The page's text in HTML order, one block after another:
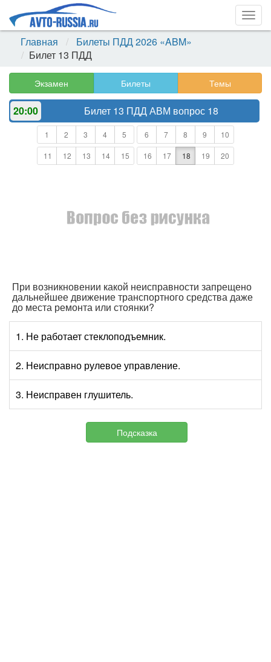
Главная
Билеты ПДД 2026 «ABM»
Билет 13 ПДД
Экзамен Билеты Темы
20:00 Билет 13 ПДД АВМ вопрос 18
1 2 3 4 5 6 7 8 9 10
11 12 13 14 15 16 17 18 19 20
При возникновении какой неисправности запрещено
дальнейшее движение транспортного средства даже
до места ремонта или стоянки?
1. Не работает стеклоподъемник.
2. Неисправно рулевое управление.
3. Неисправен глушитель.
Подсказка